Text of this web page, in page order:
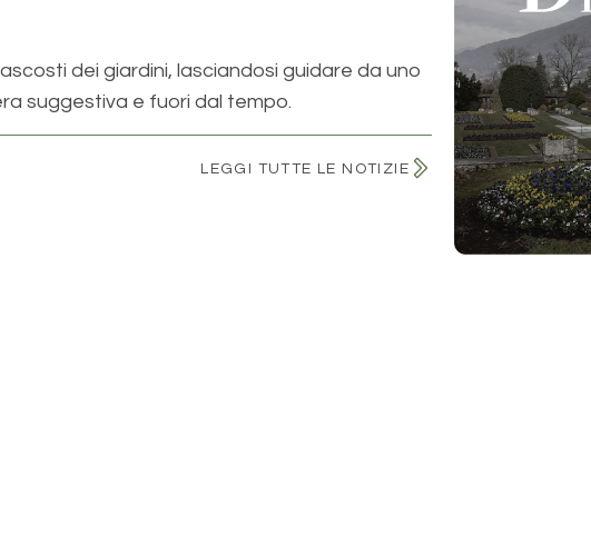
dei giardini, lasciandosi guidare da uno
suggestiva e fuori dal tempo.
LEGGI TUTTE LE NOTIZIE